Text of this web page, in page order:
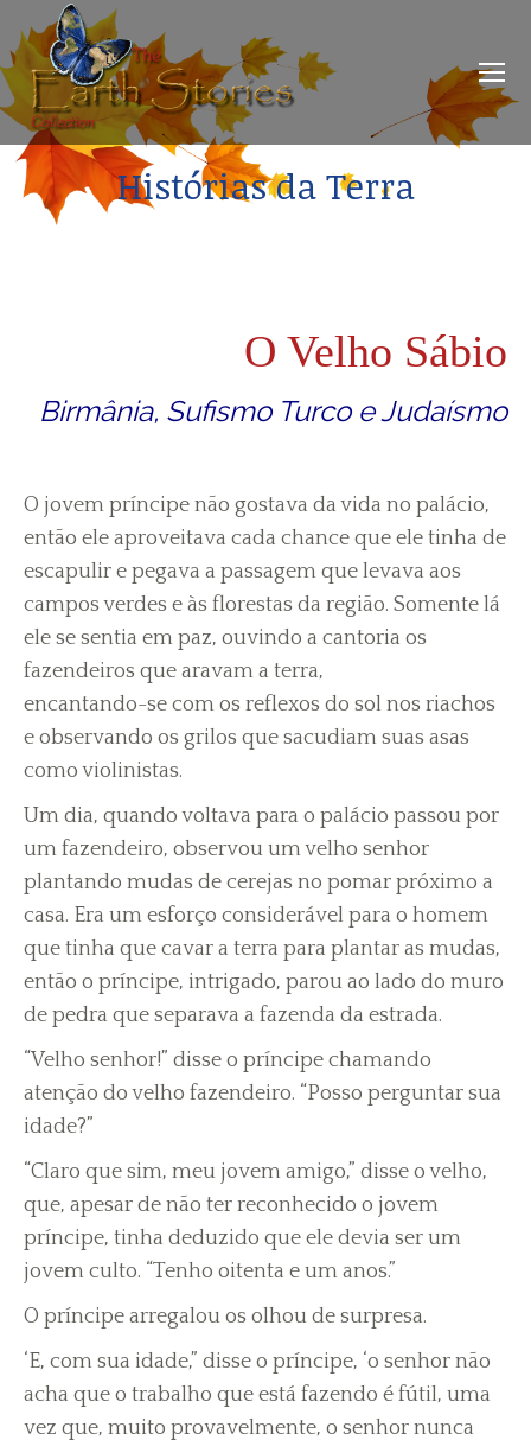
Histórias da Terra
O Velho Sábio
Birmânia, Sufismo Turco e Judaísmo
O jovem príncipe não gostava da vida no palácio,
então ele aproveitava cada chance que ele tinha de
escapulir e pegava a passagem que levava aos
campos verdes e às florestas da região. Somente lá
ele se sentia em paz, ouvindo a cantoria os
fazendeiros que aravam a terra,
encantando-se com os reflexos do sol nos riachos
e observando os grilos que sacudiam suas asas
como violinistas.
Um dia, quando voltava para o palácio passou por
um fazendeiro, observou um velho senhor
plantando mudas de cerejas no pomar próximo a
casa. Era um esforço considerável para o homem
que tinha que cavar a terra para plantar as mudas,
então o príncipe, intrigado, parou ao lado do muro
de pedra que separava a fazenda da estrada.
“Velho senhor!” disse o príncipe chamando
atenção do velho fazendeiro. “Posso perguntar sua
idade?”
“Claro que sim, meu jovem amigo,” disse o velho,
que, apesar de não ter reconhecido o jovem
príncipe, tinha deduzido que ele devia ser um
jovem culto. “Tenho oitenta e um anos.”
O príncipe arregalou os olhou de surpresa.
‘E, com sua idade,” disse o príncipe, ‘o senhor não
acha que o trabalho que está fazendo é fútil, uma
vez que, muito provavelmente, o senhor nunca